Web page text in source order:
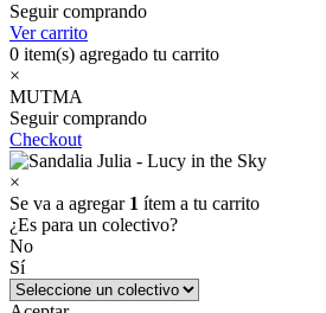
Seguir comprando
Ver carrito
0 item(s) agregado tu carrito
×
MUTMA
Seguir comprando
Checkout
×
Se va a agregar 1 ítem a tu carrito
¿Es para un colectivo?
No
Sí